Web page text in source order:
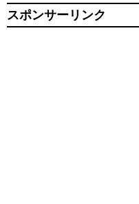
スポンサーリンク